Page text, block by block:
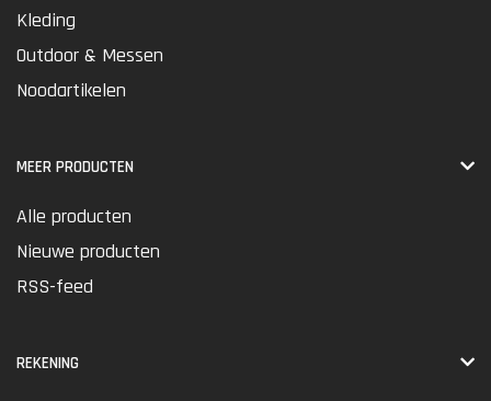
Kleding
Outdoor & Messen
Noodartikelen
MEER PRODUCTEN
Alle producten
Nieuwe producten
RSS-feed
REKENING